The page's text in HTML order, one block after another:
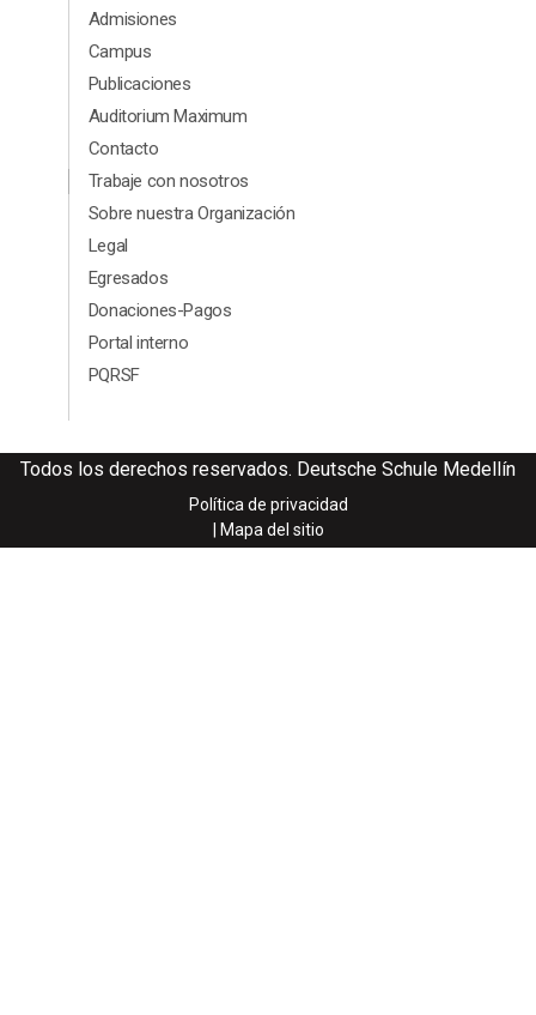
Admisiones
Campus
Publicaciones
Auditorium Maximum
Contacto
Menú segundario Footer
Trabaje con nosotros
Sobre nuestra Organización
Legal
Egresados
Donaciones-Pagos
Portal interno
PQRSF
Todos los derechos reservados. Deutsche Schule Medellín
Política de privacidad
| Mapa del sitio